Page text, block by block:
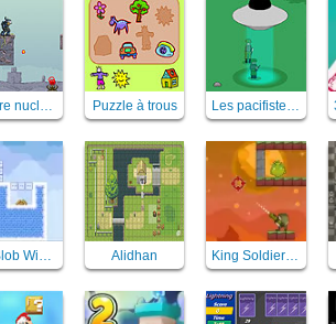
Guerre nucléaire Puzzle à trous Les pacifistes de l'espace
Alidhan